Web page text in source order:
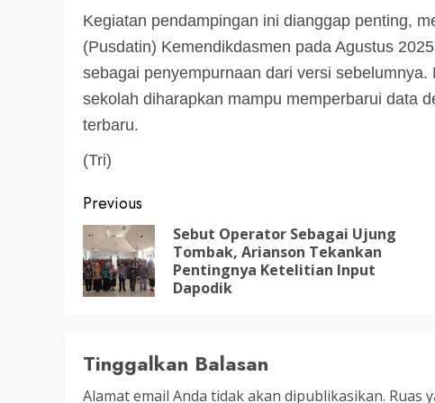
Kegiatan pendampingan ini dianggap penting,
(Pusdatin) Kemendikdasmen pada Agustus
sebagai penyempurnaan dari versi
sekolah diharapkan mampu memperbarui data
terbaru.
(Tri)
Post
navigation
Previous
Sebut Operator Sebagai Ujung
Tombak, Arianson Tekankan
Pentingnya Ketelitian Input
Dapodik
Tinggalkan Balasan
Alamat email Anda tidak akan dipublikasikan. Ruas
3 min read
DPRD KATINGAN
HEADLINE
KATINGAN
RDP DPRD dan Pemkab
DPRD KATINGAN